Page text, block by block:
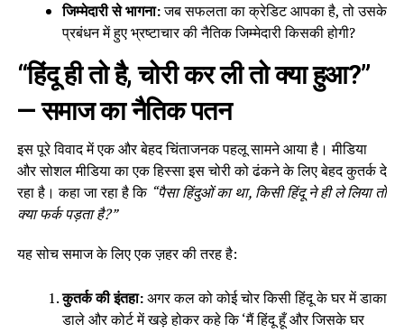
जिम्मेदारी से भागना:जब सफलता का क्रेडिट आपका है, तो उसके
प्रबंधन में हुए भ्रष्टाचार की नैतिक जिम्मेदारी किसकी होगी?
“हिंदू ही तो है, चोरी कर ली तो क्या हुआ?”
— समाज का नैतिक पतन
इस पूरे विवाद में एक और बेहद चिंताजनक पहलू सामने आया है। मीडिया
और सोशल मीडिया का एक हिस्सा इस चोरी को ढंकने के लिए बेहद कुतर्क दे
रहा है। कहा जा रहा है कि “पैसा हिंदुओं का था, किसी हिंदू ने ही ले लिया तो
क्या फर्क पड़ता है?”
यह सोच समाज के लिए एक ज़हर की तरह है:
कुतर्क की इंतहा:अगर कल को कोई चोर किसी हिंदू के घर में डाका
डाले और कोर्ट में खड़े होकर कहे कि ‘मैं हिंदू हूँ और जिसके घर